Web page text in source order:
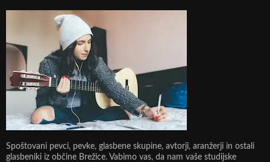
Spoštovani pevci, pevke, glasbene skupine, avtorji, aranžerji in ostali
glasbeniki iz občine Brežice. Vabimo vas, da nam vaše studijske